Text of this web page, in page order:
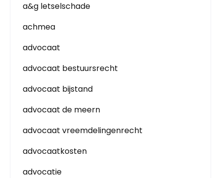
a&g letselschade
achmea
advocaat
advocaat bestuursrecht
advocaat bijstand
advocaat de meern
advocaat vreemdelingenrecht
advocaatkosten
advocatie